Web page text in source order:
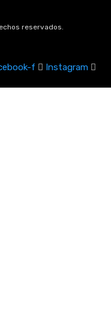
reservados.
f Instagram